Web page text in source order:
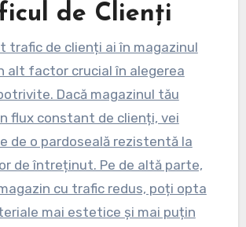
de Clienți
trafic de clienți ai în magazinul
alt factor crucial în alegerea
Dacă magazinul tău
flux constant de clienți, vei
de o pardoseală rezistentă la
de întreținut. Pe de altă parte,
cu trafic redus, poți opta
mai estetice și mai puțin